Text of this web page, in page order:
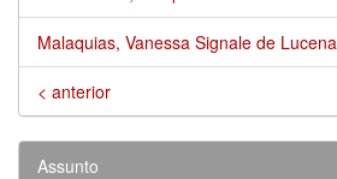
Malaquias, Vanessa Signale de Lucena
< anterior
Assunto